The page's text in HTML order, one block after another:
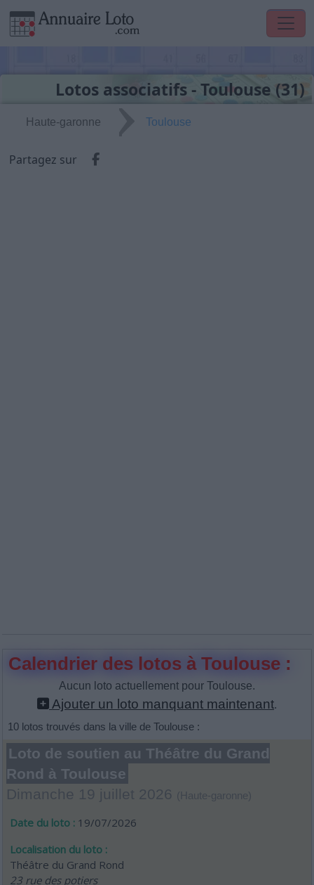
Lotos associatifs - Toulouse (31)
Haute-garonne Toulouse
Partagez sur Partager via Facebook
Calendrier des lotos à Toulouse :
Aucun loto actuellement pour Toulouse.
Ajouter un loto manquant maintenant.
10 lotos trouvés dans la ville de Toulouse :
Loto de soutien au Théâtre du Grand
Rond à Toulouse
Dimanche 19 juillet 2026 (Haute-garonne)
Date du loto : 19/07/2026
Localisation du loto :
Théâtre du Grand Rond
23 rue des potiers